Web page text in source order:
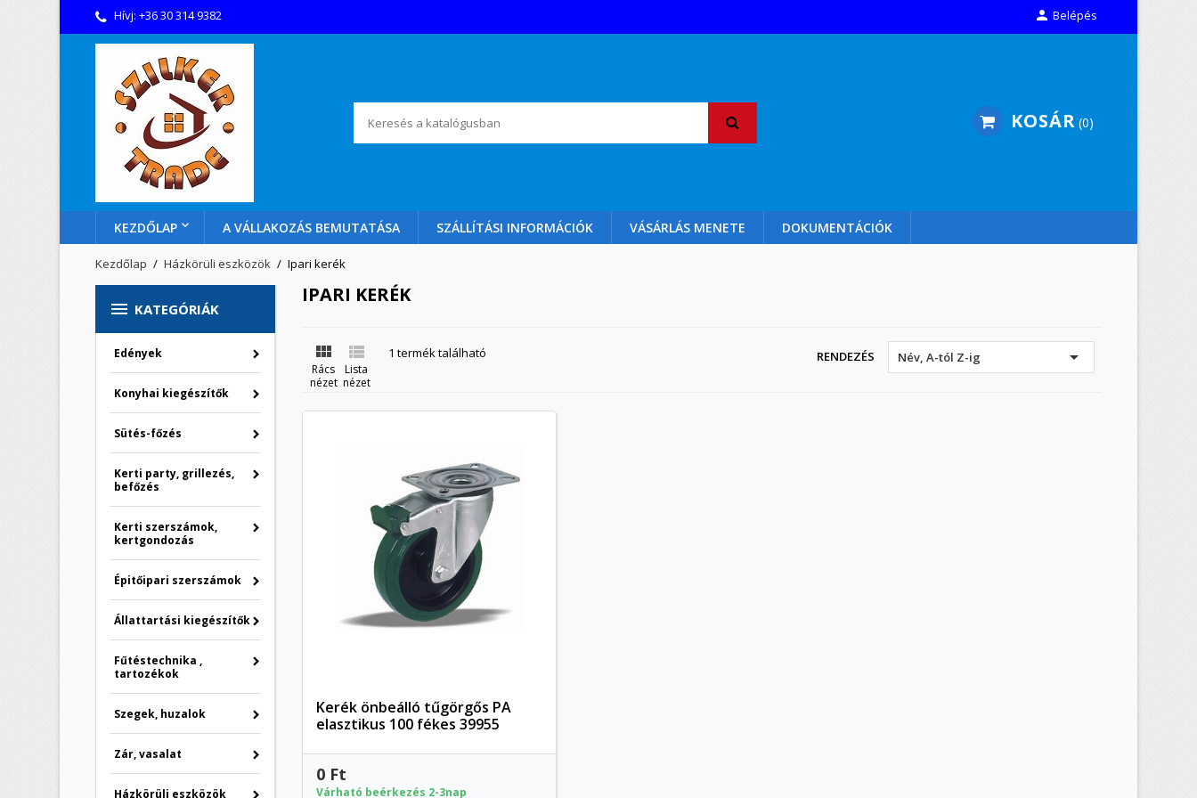
Hívj:+36 30 314 9382  Belépés
KOSÁR 0
KEZDŐLAP A VÁLLAKOZÁS BEMUTATÁSA SZÁLLÍTÁSI INFORMÁCIÓK VÁSÁRLÁS MENETE DOKUMENTÁCIÓK
Kezdőlap Házkörüli eszközök Ipari kerék
 KATEGÓRIÁK
Edények
Konyhai kiegészítők
Sütés-főzés
Kerti party, grillezés,
befőzés
Kerti szerszámok,
kertgondozás
Épitőipari szerszámok
Állattartási kiegészítők
Fűtéstechnika ,
tartozékok
Szegek, huzalok
Zár, vasalat
Házkörüli eszközök
IPARI KERÉK

Rács
nézet

Lista
nézet
1 termék található RENDEZÉS Név, A-tól Z-ig 
Előnézet
Kerék önbeálló tűgörgős PA
elasztikus 100 fékes 39955
0 Ft
Várható beérkezés 2-3nap